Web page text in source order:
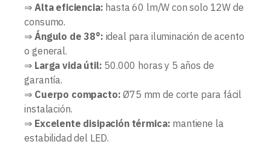
⇒ Alta eficiencia: hasta 60 lm/W con solo 12W de
consumo.
⇒ Ángulo de 38°: ideal para iluminación de acento
o general.
⇒ Larga vida útil: 50.000 horas y 5 años de
garantía.
⇒ Cuerpo compacto: Ø75 mm de corte para fácil
instalación.
⇒ Excelente disipación térmica: mantiene la
estabilidad del LED.